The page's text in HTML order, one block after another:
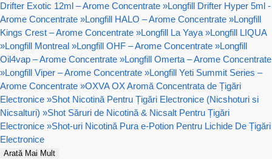
Drifter Exotic 12ml – Arome Concentrate »Longfill Drifter Hyper 5ml -
Arome Concentrate »Longfill HALO – Arome Concentrate »Longfill
Kings Crest – Arome Concentrate »Longfill La Yaya »Longfill LIQUA
»Longfill Montreal »Longfill OHF – Arome Concentrate »Longfill
Oil4vap – Arome Concentrate »Longfill Omerta – Arome Concentrate
»Longfill Viper – Arome Concentrate »Longfill Yeti Summit Series –
Arome Concentrate »OXVA OX Aromă Concentrata de Țigări
Electronice »Shot Nicotină Pentru Țigări Electronice (Nicshoturi si
Nicsalturi) »Shot Săruri de Nicotină & Nicsalt Pentru Țigări
Electronice »Shot-uri Nicotină Pura e-Potion Pentru Lichide De Țigări
Electronice
Arată Mai Mult